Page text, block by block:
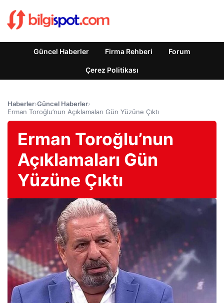
Güncel Haberler Firma Rehberi Forum
Çerez Politikası
Haberler›Güncel Haberler›
Erman Toroğlu’nun Açıklamaları Gün Yüzüne Çıktı
Erman Toroğlu’nun
Açıklamaları Gün
Yüzüne Çıktı